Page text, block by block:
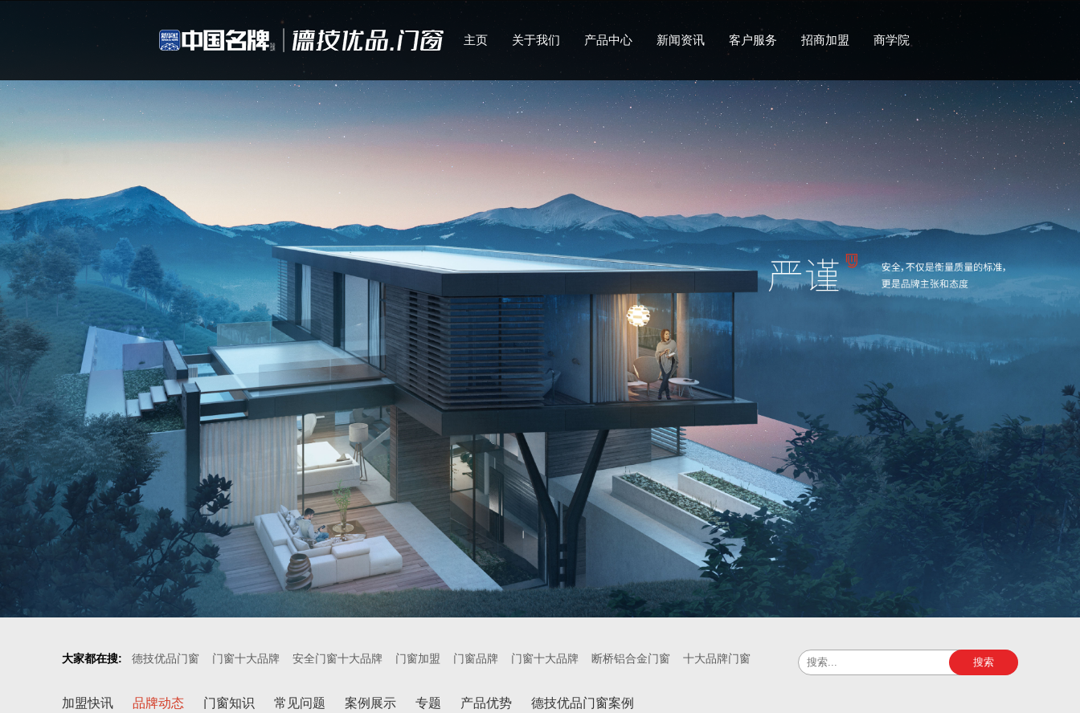
主页 关于我们 产品中心 新闻资讯 客户服务 招商加盟 商学院
大家都在搜: 德技优品门窗 门窗十大品牌 安全门窗十大品牌 门窗加盟 门窗品牌 门窗十大品牌 断桥铝合金门窗 十大品牌门窗 搜索
加盟快讯 品牌动态 门窗知识 常见问题 案例展示 专题 产品优势 德技优品门窗案例